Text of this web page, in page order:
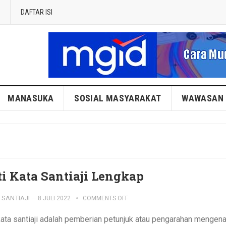
DAFTAR ISI
MANASUKA SOSIAL MASYARAKAT WAWASAN
Kata Santiaji Lengkap
SANTIAJI — 8 JULI 2022 COMMENTS OFF
santiaji adalah pemberian petunjuk atau pengarahan